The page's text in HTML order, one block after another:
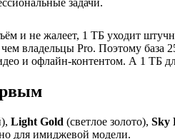
и не жалеет, 1 ТБ уходит
владельцы Pro. Поэтому база
и офлайн-контентом. А 1 ТБ
Light Gold (светлое золото), Sky
для имиджевой модели.